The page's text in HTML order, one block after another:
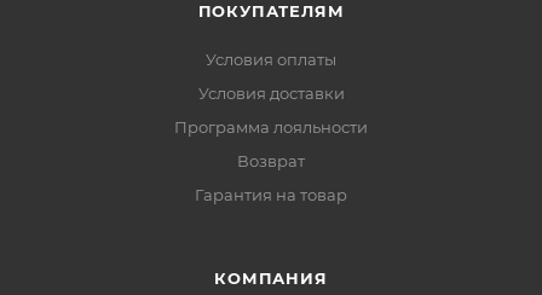
ПОКУПАТЕЛЯМ
Условия оплаты
Условия доставки
Программа лояльности
Возврат
Гарантия на товар
КОМПАНИЯ